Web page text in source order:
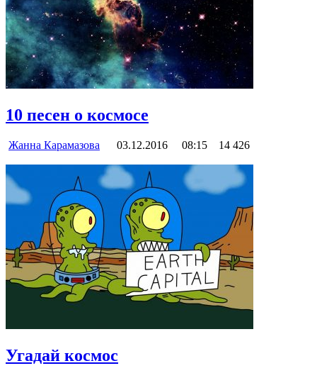
10 песен о космосе
Жанна Карамазова 03.12.2016 08:15 14 426
Угадай космос